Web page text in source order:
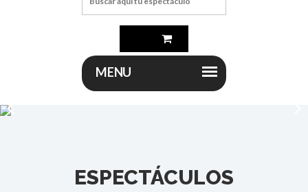
ESPECTÁCULOS